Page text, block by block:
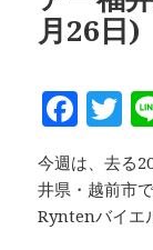
月26日)
F
a
c
e
T
w
it
今週は、去る
井県・越前市
Ryntenバイエ